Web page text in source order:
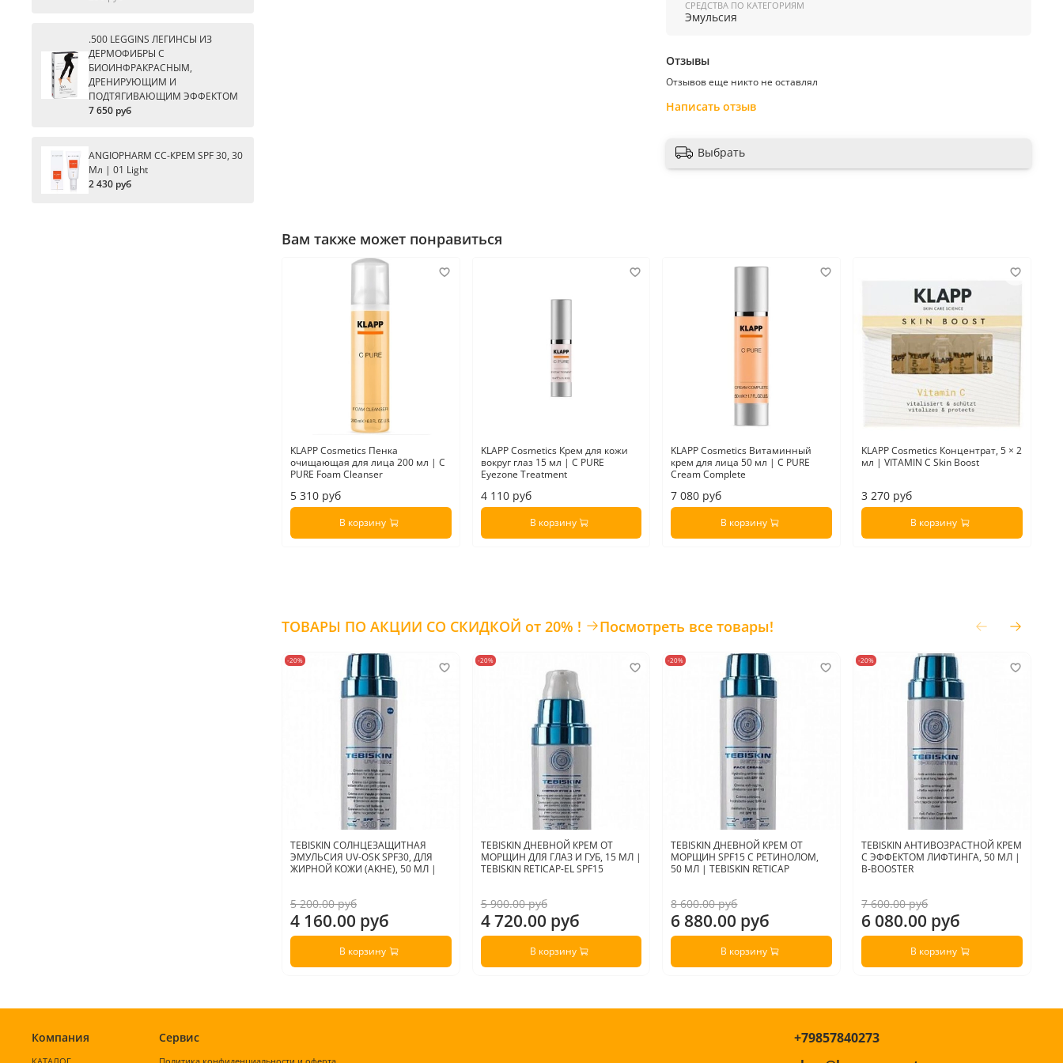
Состав: стабилизированный витамин
Применение:
Страна производитель:Германия
СРЕДСТВА ПО КАТЕГОРИЯМ
Эмульсия
Отзывы
Отзывов еще никто не оставлял
Написать отзыв
Выбрать
Вам также может понравиться
KLAPP Cosmetics Пенка
очищающая для лица 200 мл | C
PURE Foam Cleanser
5 310 руб
В корзину
KLAPP Cosmetics Крем для кожи
вокруг глаз 15 мл | C PURE
Eyezone Treatment
4 110 руб
В корзину
KLAPP Cosmetics Витаминный
крем для лица 50 мл | C PURE
Cream Complete
7 080 руб
В корзину
KLAPP Cosmetics Концентрат, 5 × 2
мл | VITAMIN C Skin Boost
3 270 руб
В корзину
ТОВАРЫ ПО АКЦИИ СО СКИДКОЙ от 20% ! Посмотреть все товары!
-20%
TEBISKIN СОЛНЦЕЗАЩИТНАЯ
ЭМУЛЬСИЯ UV-OSK SPF30, ДЛЯ
ЖИРНОЙ КОЖИ (АКНЕ), 50 МЛ |
5 200.00 руб
4 160.00 руб
В корзину
-20%
TEBISKIN ДНЕВНОЙ КРЕМ ОТ
МОРЩИН ДЛЯ ГЛАЗ И ГУБ, 15 МЛ |
TEBISKIN RETICAP-EL SPF15
5 900.00 руб
4 720.00 руб
В корзину
-20%
TEBISKIN ДНЕВНОЙ КРЕМ ОТ
МОРЩИН SPF15 С РЕТИНОЛОМ,
50 МЛ | TEBISKIN RETICAP
8 600.00 руб
6 880.00 руб
В корзину
-20%
TEBISKIN АНТИВОЗРАСТНОЙ КРЕМ
С ЭФФЕКТОМ ЛИФТИНГА, 50 МЛ |
B-BOOSTER
7 600.00 руб
6 080.00 руб
В корзину
.500 LEGGINS ЛЕГИНСЫ ИЗ
ДЕРМОФИБРЫ С
БИОИНФРАКРАСНЫМ,
ДРЕНИРУЮЩИМ И
ПОДТЯГИВАЮЩИМ ЭФФЕКТОМ
7 650 руб
ANGIOPHARM CC-КРЕМ SPF 30, 30
Мл | 01 Light
2 430 руб
Компания Сервис
+79857840273